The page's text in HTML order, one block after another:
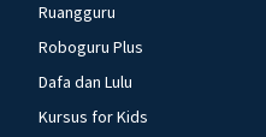
Ruangguru
Roboguru Plus
Dafa dan Lulu
Kursus for Kids